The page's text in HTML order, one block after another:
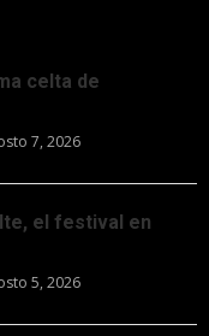
celta de
7, 2026
el festival en
5, 2026